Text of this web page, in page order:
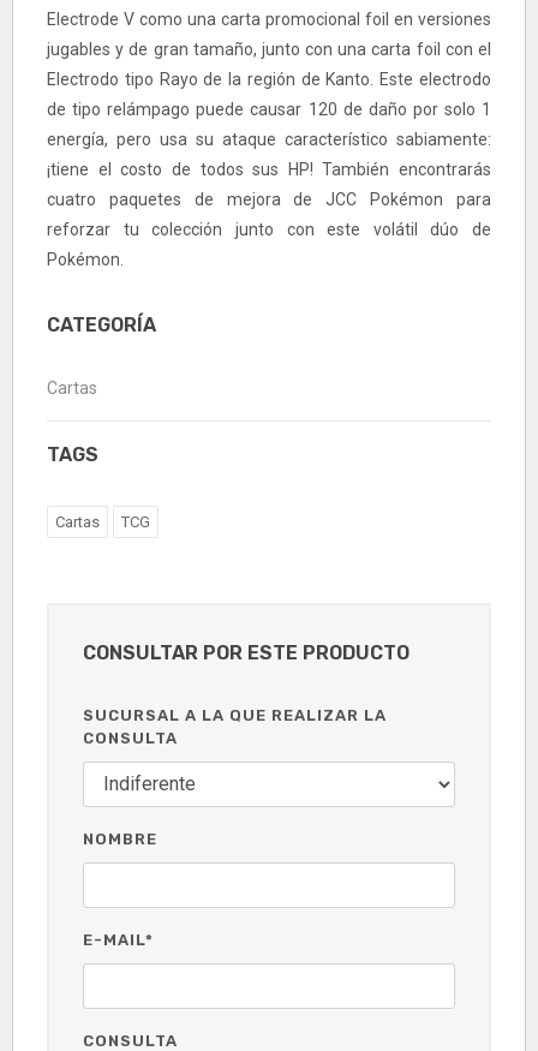
Electrode V como una carta promocional foil en versiones
jugables y de gran tamaño, junto con una carta foil con el
Electrodo tipo Rayo de la región de Kanto. Este electrodo
de tipo relámpago puede causar 120 de daño por solo 1
energía, pero usa su ataque característico sabiamente:
¡tiene el costo de todos sus HP! También encontrarás
cuatro paquetes de mejora de JCC Pokémon para
reforzar tu colección junto con este volátil dúo de
Pokémon.
CATEGORÍA
Cartas
TAGS
Cartas TCG
CONSULTAR POR ESTE PRODUCTO
SUCURSAL A LA QUE REALIZAR LA
CONSULTA
NOMBRE
E-MAIL*
CONSULTA